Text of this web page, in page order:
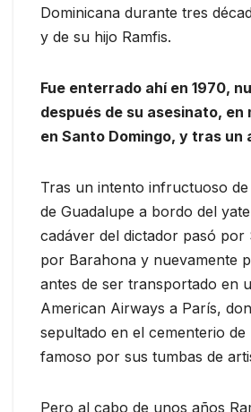
Dominicana durante tres
y de su hijo Ramfis.
Fue enterrado ahí en 1970,
después de su asesinato, en
en Santo Domingo, y tras un
Tras un intento infructuoso
de Guadalupe a bordo del yate
cadáver del dictador pasó por
por Barahona y nuevamente
antes de ser transportado en
American Airways a París,
sepultado en el cementerio de
famoso por sus tumbas de
Pero al cabo de unos años